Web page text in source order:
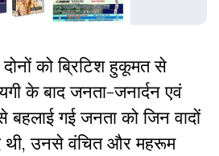
को ब्रिटिश हुकूमत से
के बाद जनता-जनार्दन एवं
बहलाई गई जनता को जिन वादों
थी, उनसे वंचित और महरूम